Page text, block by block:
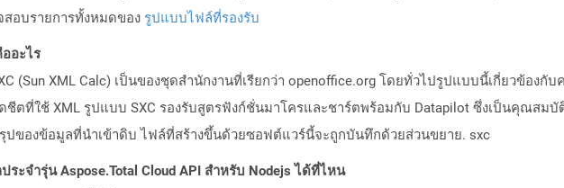
สอบรายการทั้งหมดของ รูปแบบไฟล์ที่รองรับ
อะไร
(Sun XML Calc) เป็นของชุดสำนักงานที่เรียกว่า openoffice.org โดยทั่วไปรูปแบบนี้เกี่ยวข้องกั
ชีตที่ใช้ XML รูปแบบ SXC รองรับสูตรฟังก์ชั่นมาโครและชาร์ตพร้อมกับ Datapilot ซึ่งเป็นคุณสม
ปของข้อมูลที่นำเข้าดิบ ไฟล์ที่สร้างขึ้นด้วยซอฟต์แวร์นี้จะถูกบันทึกด้วยส่วนขยาย. sxc
ะจำรุ่น Aspose.Total Cloud API สำหรับ Nodejs ได้ที่ไหน